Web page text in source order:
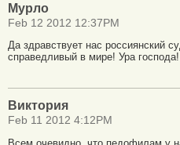
Мурло
Feb 12 2012 12:37PM
Да здравствует нас россиянский
справедливый в мире! Ура господа!
Виктория
Feb 11 2012 4:12PM